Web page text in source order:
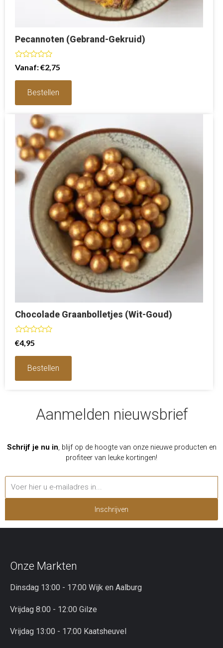
Pecannoten (Gebrand-Gekruid)
Waardering
0
Vanaf:€2,75
Bestellen
Chocolade Graanbolletjes (Wit-Goud)
Waardering
0
€4,95
Bestellen
Aanmelden nieuwsbrief
Schrijf je nu in, blijf op de hoogte van onze nieuwe producten en
profiteer van leuke kortingen!
Inschrijven
Onze Markten
Dinsdag 13:00 - 17:00 Wijk en Aalburg
Vrijdag 8:00 - 12:00 Gilze
Vrijdag 13:00 - 17:00 Kaatsheuvel